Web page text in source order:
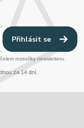
Přihlásit se
rozesílky newsletteru.
za 14 dní.